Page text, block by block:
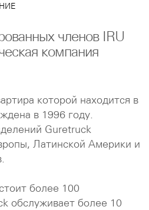
членов IRU
компания
которой находится в
в 1996 году.
Guretruck
Латинской Америки и
более 100
обслуживает более 10